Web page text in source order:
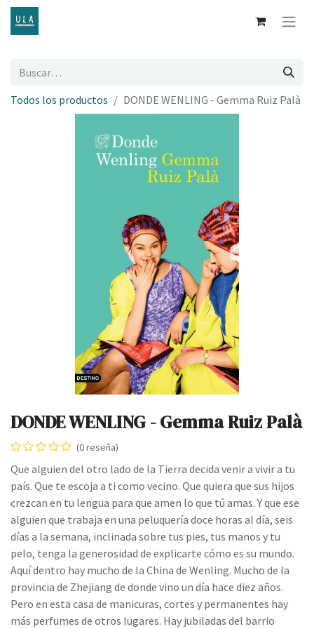
Todos los productos DONDE WENLING - Gemma Ruiz Palà
DONDE WENLING - Gemma Ruiz Palà
(0 reseña)
Que alguien del otro lado de la Tierra decida venir a vivir a tu
país. Que te escoja a ti como vecino. Que quiera que sus hijos
crezcan en tu lengua para que amen lo que tú amas. Y que ese
alguien que trabaja en una peluquería doce horas al día, seis
días a la semana, inclinada sobre tus pies, tus manos y tu
pelo, tenga la generosidad de explicarte cómo es su mundo.
Aquí dentro hay mucho de la China de Wenling. Mucho de la
provincia de Zhejiang de donde vino un día hace diez años.
Pero en esta casa de manicuras, cortes y permanentes hay
más perfumes de otros lugares. Hay jubiladas del barrio